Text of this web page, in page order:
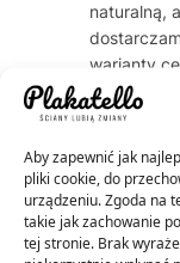
Aby zapewnić jak
pliki cookie, do
urządzeniu. Zgoda na
takie jak zachowanie
tej stronie. Brak
naturalną,
warianty
przez
200 lat dla